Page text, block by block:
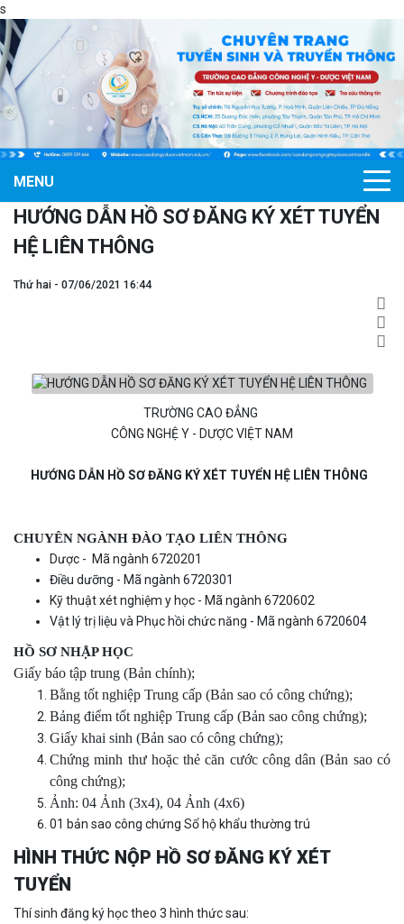
s
MENU
HƯỚNG DẪN HỒ SƠ ĐĂNG KÝ XÉT TUYỂN
HỆ LIÊN THÔNG
Thứ hai - 07/06/2021 16:44
TRƯỜNG CAO ĐẲNG
CÔNG NGHỆ Y - DƯỢC VIỆT NAM
HƯỚNG DẪN HỒ SƠ ĐĂNG KÝ XÉT TUYỂN HỆ LIÊN THÔNG
CHUYÊN NGÀNH ĐÀO TẠO LIÊN THÔNG
Dược - Mã ngành 6720201
Điều dưỡng - Mã ngành 6720301
Kỹ thuật xét nghiệm y học - Mã ngành 6720602
Vật lý trị liệu và Phục hồi chức năng - Mã ngành 6720604
HỒ SƠ NHẬP HỌC
Giấy báo tập trung (Bản chính);
Bằng tốt nghiệp Trung cấp (Bản sao có công chứng);
Bảng điểm tốt nghiệp Trung cấp (Bản sao công chứng);
Giấy khai sinh (Bản sao có công chứng);
Chứng minh thư hoặc thẻ căn cước công dân (Bản sao có
công chứng);
Ảnh: 04 Ảnh (3x4), 04 Ảnh (4x6)
01 bản sao công chứng Sổ hộ khẩu thường trú
HÌNH THỨC NỘP HỒ SƠ ĐĂNG KÝ XÉT
TUYỂN
Thí sinh đăng ký học theo 3 hình thức sau: